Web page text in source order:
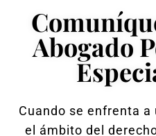
Abogado
Cuando se enfrenta
el ámbito del